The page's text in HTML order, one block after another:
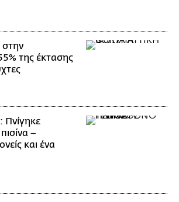
της έκτασης
Πνίγηκε
–
και ένα